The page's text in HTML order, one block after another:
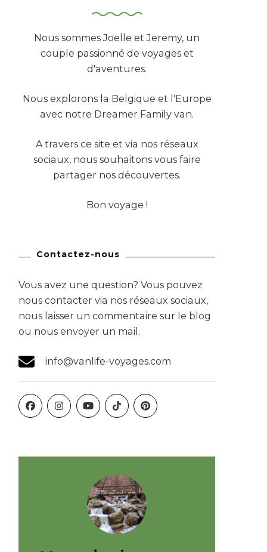
Nous sommes Joelle et Jeremy, un
couple passionné de voyages et
d'aventures.
Nous explorons la Belgique et l'Europe
avec notre Dreamer Family van.
A travers ce site et via nos réseaux
sociaux, nous souhaitons vous faire
partager nos découvertes.
Bon voyage !
Contactez-nous
Vous avez une question? Vous pouvez
nous contacter via nos réseaux sociaux,
nous laisser un commentaire sur le blog
ou nous envoyer un mail.
info@vanlife-voyages.com